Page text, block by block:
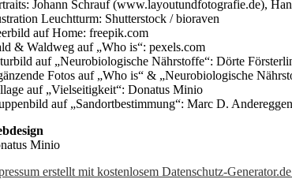
Johann Schrauf (www.layoutundfotografie.de),
Leuchtturm: Shutterstock / bioraven
auf Home: freepik.com
& Waldweg auf „Who is“: pexels.com
auf „Neurobiologische Nährstoffe“: Dörte
Fotos auf „Who is“ & „Neurobiologische
auf „Vielseitigkeit“: Donatus Minio
auf „Sandortbestimmung“: Marc D. Andereggen
Minio
erstellt mit kostenlosem Datenschutz-